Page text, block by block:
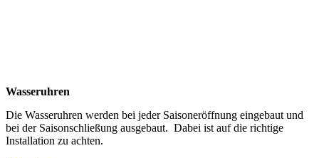
Wasseruhren
Die Wasseruhren werden bei jeder Saisoneröffnung eingebaut und
bei der Saisonschließung ausgebaut. Dabei ist auf die richtige
Installation zu achten.